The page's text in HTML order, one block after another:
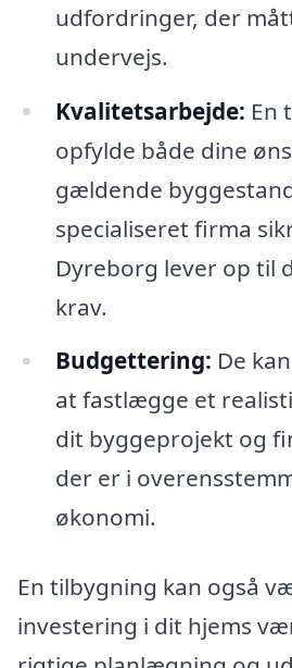
udfordringer, der
undervejs.
Kvalitetsarbejde: En
opfylde både dine
gældende
specialiseret firma
Dyreborg lever op til
krav.
Budgettering: De
at fastlægge et
dit byggeprojekt og
der er i
økonomi.
En tilbygning kan også
investering i dit hjems